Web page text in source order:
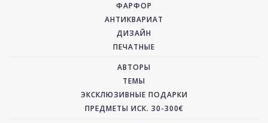
ФАРФОР
АНТИКВАРИАТ
ДИЗАЙН
ПЕЧАТНЫЕ
АВТОРЫ
ТЕМЫ
ЭКСКЛЮЗИВНЫЕ ПОДАРКИ
ПРЕДМЕТЫ ИСК. 30-300€